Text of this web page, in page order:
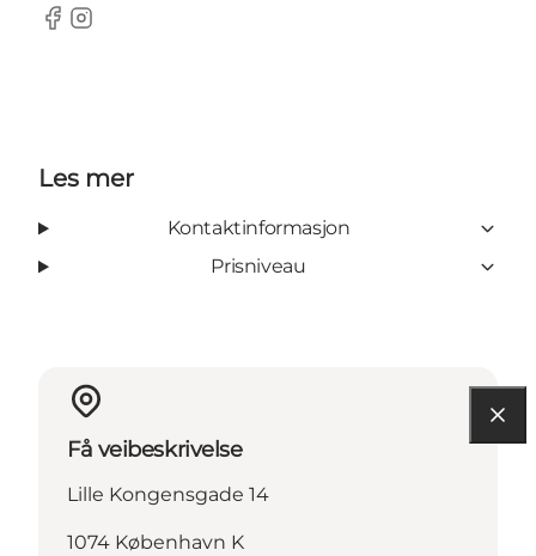
Facebook
Instagram
Les mer
Kontaktinformasjon
Prisniveau
Få veibeskrivelse
Lille Kongensgade 14
1074 København K